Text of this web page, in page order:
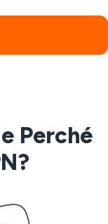
Perché